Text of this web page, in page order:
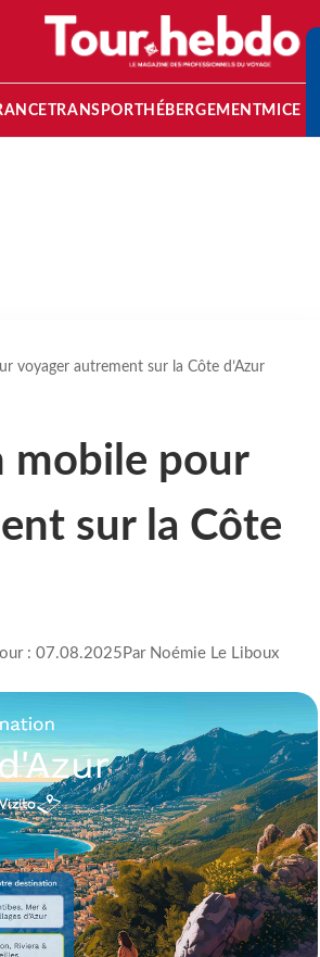
TRANSPORT HÉBERGEMENTMICE
voyager autrement sur la Côte d’Azur
mobile pour
sur la Côte
: 07.08.2025 Par Noémie Le Liboux